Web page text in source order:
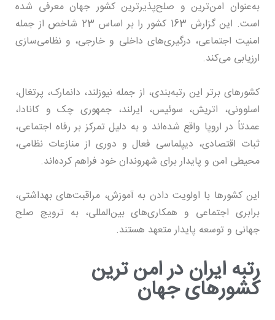
به‌عنوان امن‌ترین و صلح‌پذیرترین کشور جهان معرفی شده
است. این گزارش 163 کشور را بر اساس 23 شاخص از جمله
امنیت اجتماعی، درگیری‌های داخلی و خارجی، و نظامی‌سازی
ارزیابی می‌کند.
کشورهای برتر این رتبه‌بندی، از جمله نیوزلند، دانمارک، پرتغال،
اسلوونی، اتریش، سوئیس، ایرلند، جمهوری چک و کانادا،
عمدتاً در اروپا واقع شده‌اند و به دلیل تمرکز بر رفاه اجتماعی،
ثبات اقتصادی، دیپلماسی فعال و دوری از منازعات نظامی،
محیطی امن و پایدار برای شهروندان خود فراهم کرده‌اند.
این کشورها با اولویت دادن به آموزش، مراقبت‌های بهداشتی،
برابری اجتماعی و همکاری‌های بین‌المللی، به ترویج صلح
جهانی و توسعه پایدار متعهد هستند.
رتبه ایران در امن ترین
کشورهای جهان